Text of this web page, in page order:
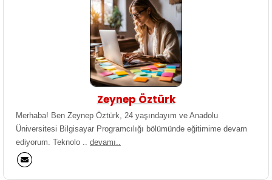
Zeynep Öztürk
Merhaba! Ben Zeynep Öztürk, 24 yaşındayım ve Anadolu
Üniversitesi Bilgisayar Programcılığı bölümünde eğitimime devam
ediyorum. Teknolo .. devamı..